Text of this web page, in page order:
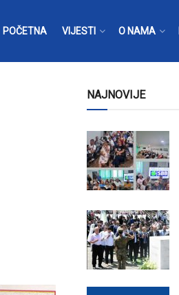
POČETNA VIJESTI O NAMA
NAJNOVIJE